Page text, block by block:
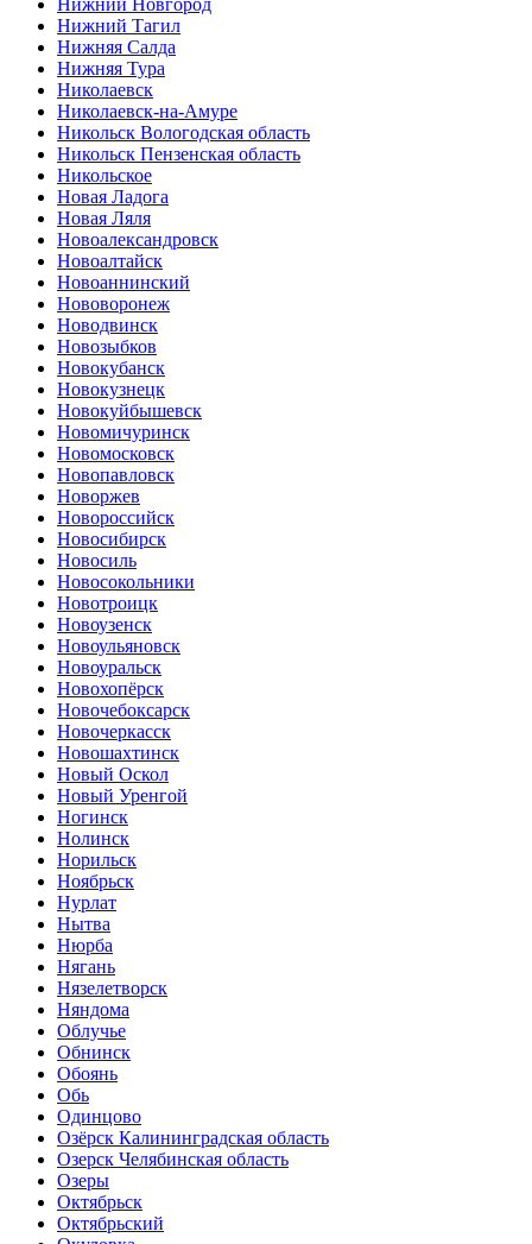
Нижний Новгород
Нижний Тагил
Нижняя Салда
Нижняя Тура
Николаевск
Николаевск-на-Амуре
Никольск Вологодская область
Никольск Пензенская область
Никольское
Новая Ладога
Новая Ляля
Новоалександровск
Новоалтайск
Новоаннинский
Нововоронеж
Новодвинск
Новозыбков
Новокубанск
Новокузнецк
Новокуйбышевск
Новомичуринск
Новомосковск
Новопавловск
Новоржев
Новороссийск
Новосибирск
Новосиль
Новосокольники
Новотроицк
Новоузенск
Новоульяновск
Новоуральск
Новохопёрск
Новочебоксарск
Новочеркасск
Новошахтинск
Новый Оскол
Новый Уренгой
Ногинск
Нолинск
Норильск
Ноябрьск
Нурлат
Нытва
Нюрба
Нягань
Нязелетворск
Няндома
Облучье
Обнинск
Обоянь
Обь
Одинцово
Озёрск Калининградская область
Озерск Челябинская область
Озеры
Октябрьск
Октябрьский